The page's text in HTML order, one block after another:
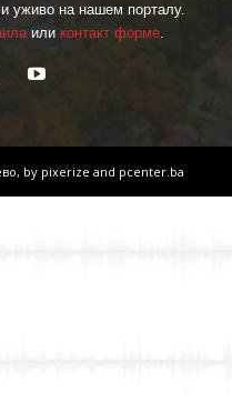
уживо на нашем порталу.
или контакт форме.
by pixerize and pcenter.ba